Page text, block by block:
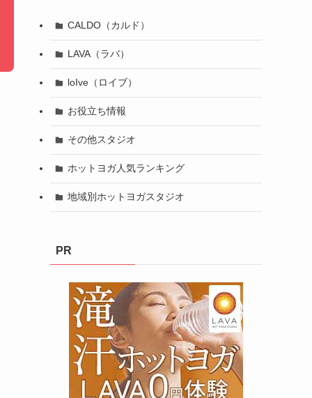
CALDO（カルド）
LAVA（ラバ）
loIve（ロイブ）
お役立ち情報
その他スタジオ
ホットヨガ人気ランキング
地域別ホットヨガスタジオ
PR